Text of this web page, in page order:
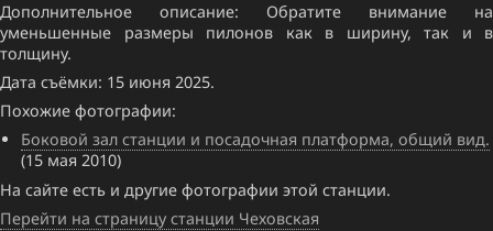
Дополнительное описание: Обратите внимание на
уменьшенные размеры пилонов как в ширину, так и в
толщину.
Дата съёмки: 15 июня 2025.
Похожие фотографии:
Боковой зал станции и посадочная платформа, общий вид.
(15 мая 2010)
На сайте есть и другие фотографии этой станции.
Перейти на страницу станции Чеховская